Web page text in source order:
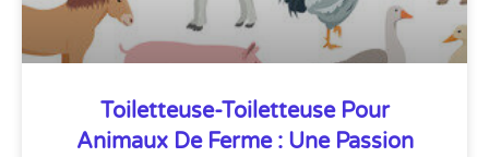
Toiletteuse-Toiletteuse Pour
Animaux De Ferme : Une Passion